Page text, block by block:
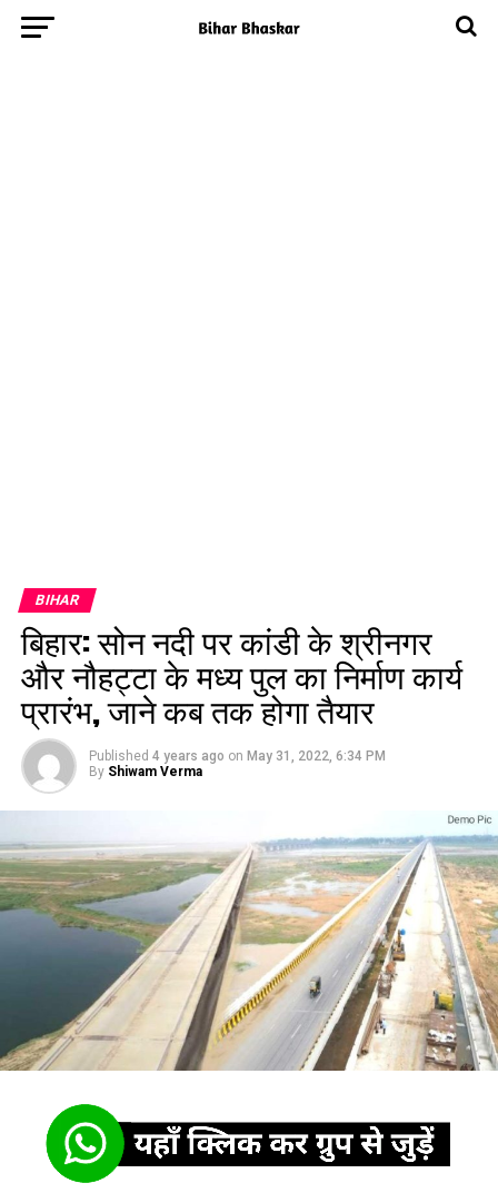
BIHAR
बिहार: सोन नदी पर कांडी के श्रीनगर
और नौहट्टा के मध्य पुल का निर्माण कार्य
प्रारंभ, जाने कब तक होगा तैयार
Published 4 years ago on May 31, 2022, 6:34 PM
By Shiwam Verma